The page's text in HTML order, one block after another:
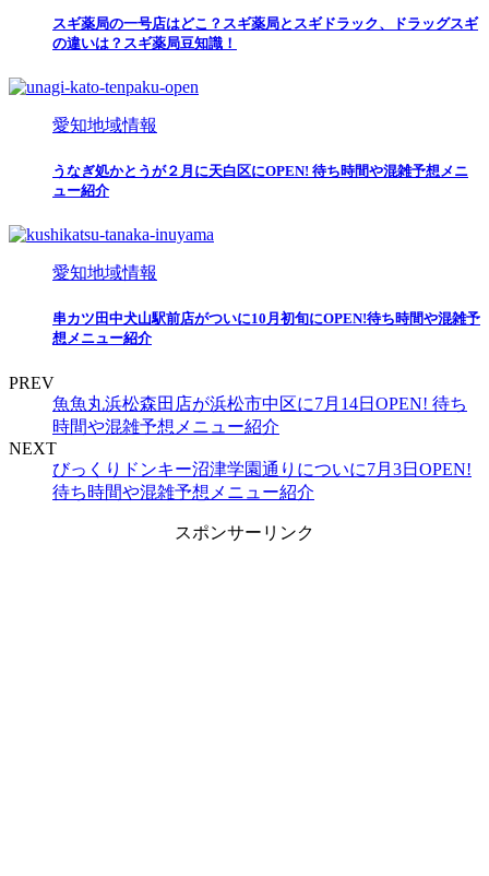
スギ薬局の一号店はどこ？スギ薬局とスギドラック、ドラッグスギ
の違いは？スギ薬局豆知識！
愛知地域情報
うなぎ処かとうが２月に天白区にOPEN! 待ち時間や混雑予想メニ
ュー紹介
愛知地域情報
串カツ田中犬山駅前店がついに10月初旬にOPEN!待ち時間や混雑予
想メニュー紹介
PREV
魚魚丸浜松森田店が浜松市中区に7月14日OPEN! 待ち
時間や混雑予想メニュー紹介
NEXT
びっくりドンキー沼津学園通りについに7月3日OPEN!
待ち時間や混雑予想メニュー紹介
スポンサーリンク